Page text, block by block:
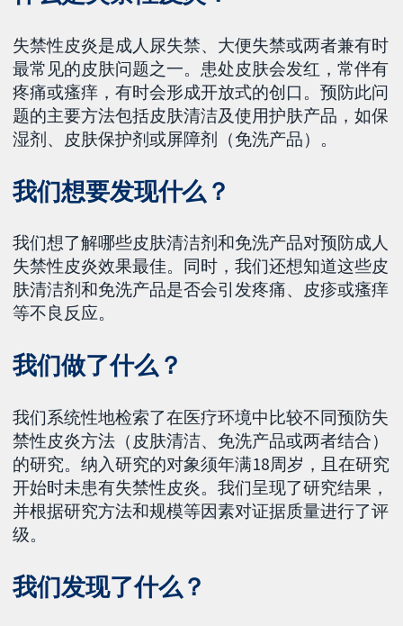
失禁性皮炎是成人尿失禁、大便失禁或两者兼有时
最常见的皮肤问题之一。患处皮肤会发红，常伴有
疼痛或瘙痒，有时会形成开放式的创口。预防此问
题的主要方法包括皮肤清洁及使用护肤产品，如保
湿剂、皮肤保护剂或屏障剂（免洗产品）。
我们想要发现什么？
我们想了解哪些皮肤清洁剂和免洗产品对预防成人
失禁性皮炎效果最佳。同时，我们还想知道这些皮
肤清洁剂和免洗产品是否会引发疼痛、皮疹或瘙痒
等不良反应。
我们做了什么？
我们系统性地检索了在医疗环境中比较不同预防失
禁性皮炎方法（皮肤清洁、免洗产品或两者结合）
的研究。纳入研究的对象须年满18周岁，且在研究
开始时未患有失禁性皮炎。我们呈现了研究结果，
并根据研究方法和规模等因素对证据质量进行了评
级。
我们发现了什么？